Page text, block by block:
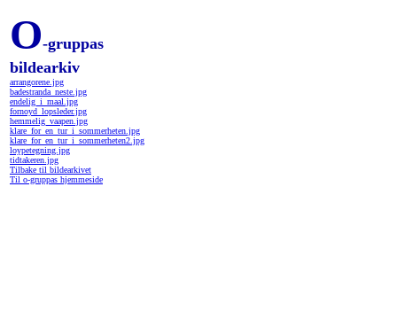
O-gruppas
bildearkiv
arrangorene.jpg
badestranda_neste.jpg
endelig_i_maal.jpg
fornoyd_lopsleder.jpg
hemmelig_vaapen.jpg
klare_for_en_tur_i_sommerheten.jpg
klare_for_en_tur_i_sommerheten2.jpg
loypetegning.jpg
tidtakeren.jpg
Tilbake til bildearkivet
Til o-gruppas hjemmeside